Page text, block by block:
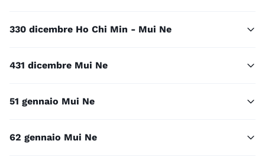
330 dicembre Ho Chi Min - Mui Ne
431 dicembre Mui Ne
51 gennaio Mui Ne
62 gennaio Mui Ne